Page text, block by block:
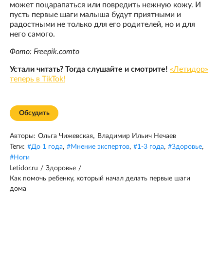
может поцарапаться или повредить нежную кожу. И
пусть первые шаги малыша будут приятными и
радостными не только для его родителей, но и для
него самого.
Фото: Freepik.comto
Устали читать? Тогда слушайте и смотрите! «Летидор»
теперь в TikTok!
Обсудить
Авторы: Ольга Чижевская, Владимир Ильич Нечаев
Теги: #До 1 года, #Мнение экспертов, #1-3 года, #Здоровье,
#Ноги
Letidor.ru / Здоровье /
Как помочь ребенку, который начал делать первые шаги
дома